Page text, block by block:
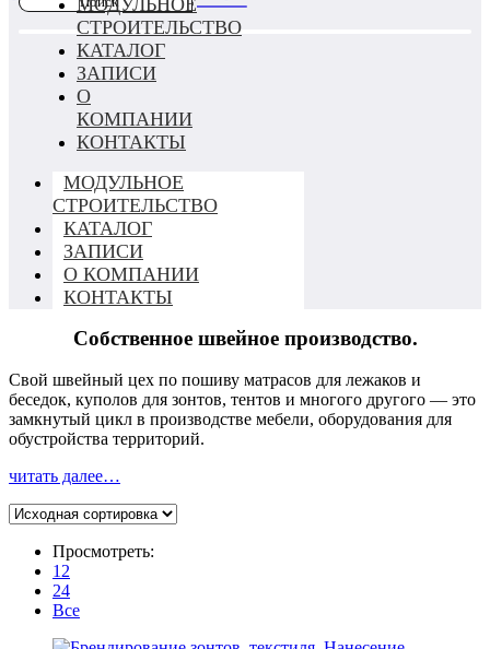
МОДУЛЬНОЕ
СТРОИТЕЛЬСТВО
КАТАЛОГ
ЗАПИСИ
О
КОМПАНИИ
КОНТАКТЫ
МОДУЛЬНОЕ
СТРОИТЕЛЬСТВО
КАТАЛОГ
ЗАПИСИ
О КОМПАНИИ
КОНТАКТЫ
Собственное швейное производство.
Свой швейный цех по пошиву матрасов для лежаков и
беседок, куполов для зонтов, тентов и многого другого — это
замкнутый цикл в производстве мебели, оборудования для
обустройства территорий.
читать далее…
Просмотреть:
12
24
Все